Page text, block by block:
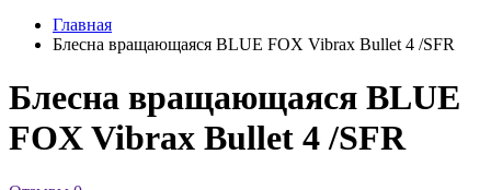
Главная
Блесна вращающаяся BLUE FOX Vibrax Bullet 4 /SFR
Блесна вращающаяся BLUE
FOX Vibrax Bullet 4 /SFR